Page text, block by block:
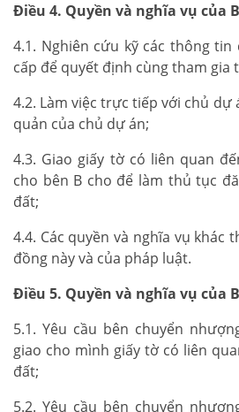
Điều 4. Quyền và nghĩa vụ của
4.1. Nghiên cứu kỹ các thông
cấp để quyết định cùng tham gia
4.2. Làm việc trực tiếp với chủ dự
quản của chủ dự án;
4.3. Giao giấy tờ có liên quan
cho bên B cho để làm thủ tục
đất;
4.4. Các quyền và nghĩa vụ khác
đồng này và của pháp luật.
Điều 5. Quyền và nghĩa vụ của
5.1. Yêu cầu bên chuyển
giao cho mình giấy tờ có liên
đất;
5.2. Yêu cầu bên chuyển